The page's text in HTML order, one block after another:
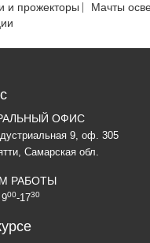
и прожекторы
Мачты
ОФИС
9, оф. 305
Самарская обл.
РАБОТЫ
00-1730